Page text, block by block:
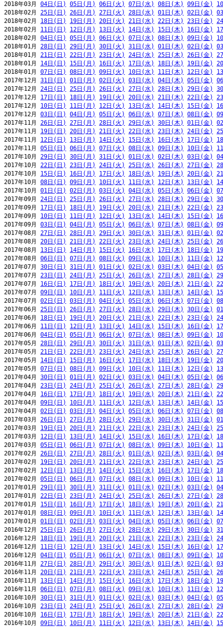
2018年03月 04日(日) 05日(月) 06日(火) 07日(水) 08日(木) 09日(金)
2018年02月 25日(日) 26日(月) 27日(火) 28日(水) 01日(木) 02日(金)
2018年02月 18日(日) 19日(月) 20日(火) 21日(水) 22日(木) 23日(金)
2018年02月 11日(日) 12日(月) 13日(火) 14日(水) 15日(木) 16日(金)
2018年02月 04日(日) 05日(月) 06日(火) 07日(水) 08日(木) 09日(金)
2018年01月 28日(日) 29日(月) 30日(火) 31日(水) 01日(木) 02日(金)
2018年01月 21日(日) 22日(月) 23日(火) 24日(水) 25日(木) 26日(金)
2018年01月 14日(日) 15日(月) 16日(火) 17日(水) 18日(木) 19日(金)
2018年01月 07日(日) 08日(月) 09日(火) 10日(水) 11日(木) 12日(金)
2017年12月 31日(日) 01日(月) 02日(火) 03日(水) 04日(木) 05日(金)
2017年12月 24日(日) 25日(月) 26日(火) 27日(水) 28日(木) 29日(金)
2017年12月 17日(日) 18日(月) 19日(火) 20日(水) 21日(木) 22日(金)
2017年12月 10日(日) 11日(月) 12日(火) 13日(水) 14日(木) 15日(金)
2017年12月 03日(日) 04日(月) 05日(火) 06日(水) 07日(木) 08日(金)
2017年11月 26日(日) 27日(月) 28日(火) 29日(水) 30日(木) 01日(金)
2017年11月 19日(日) 20日(月) 21日(火) 22日(水) 23日(木) 24日(金)
2017年11月 12日(日) 13日(月) 14日(火) 15日(水) 16日(木) 17日(金)
2017年11月 05日(日) 06日(月) 07日(火) 08日(水) 09日(木) 10日(金)
2017年10月 29日(日) 30日(月) 31日(火) 01日(水) 02日(木) 03日(金)
2017年10月 22日(日) 23日(月) 24日(火) 25日(水) 26日(木) 27日(金)
2017年10月 15日(日) 16日(月) 17日(火) 18日(水) 19日(木) 20日(金)
2017年10月 08日(日) 09日(月) 10日(火) 11日(水) 12日(木) 13日(金)
2017年10月 01日(日) 02日(月) 03日(火) 04日(水) 05日(木) 06日(金)
2017年09月 24日(日) 25日(月) 26日(火) 27日(水) 28日(木) 29日(金)
2017年09月 17日(日) 18日(月) 19日(火) 20日(水) 21日(木) 22日(金)
2017年09月 10日(日) 11日(月) 12日(火) 13日(水) 14日(木) 15日(金)
2017年09月 03日(日) 04日(月) 05日(火) 06日(水) 07日(木) 08日(金)
2017年08月 27日(日) 28日(月) 29日(火) 30日(水) 31日(木) 01日(金)
2017年08月 20日(日) 21日(月) 22日(火) 23日(水) 24日(木) 25日(金)
2017年08月 13日(日) 14日(月) 15日(火) 16日(水) 17日(木) 18日(金)
2017年08月 06日(日) 07日(月) 08日(火) 09日(水) 10日(木) 11日(金)
2017年07月 30日(日) 31日(月) 01日(火) 02日(水) 03日(木) 04日(金)
2017年07月 23日(日) 24日(月) 25日(火) 26日(水) 27日(木) 28日(金)
2017年07月 16日(日) 17日(月) 18日(火) 19日(水) 20日(木) 21日(金)
2017年07月 09日(日) 10日(月) 11日(火) 12日(水) 13日(木) 14日(金)
2017年07月 02日(日) 03日(月) 04日(火) 05日(水) 06日(木) 07日(金)
2017年06月 25日(日) 26日(月) 27日(火) 28日(水) 29日(木) 30日(金)
2017年06月 18日(日) 19日(月) 20日(火) 21日(水) 22日(木) 23日(金)
2017年06月 11日(日) 12日(月) 13日(火) 14日(水) 15日(木) 16日(金)
2017年06月 04日(日) 05日(月) 06日(火) 07日(水) 08日(木) 09日(金)
2017年05月 28日(日) 29日(月) 30日(火) 31日(水) 01日(木) 02日(金)
2017年05月 21日(日) 22日(月) 23日(火) 24日(水) 25日(木) 26日(金)
2017年05月 14日(日) 15日(月) 16日(火) 17日(水) 18日(木) 19日(金)
2017年05月 07日(日) 08日(月) 09日(火) 10日(水) 11日(木) 12日(金)
2017年04月 30日(日) 01日(月) 02日(火) 03日(水) 04日(木) 05日(金)
2017年04月 23日(日) 24日(月) 25日(火) 26日(水) 27日(木) 28日(金)
2017年04月 16日(日) 17日(月) 18日(火) 19日(水) 20日(木) 21日(金)
2017年04月 09日(日) 10日(月) 11日(火) 12日(水) 13日(木) 14日(金)
2017年04月 02日(日) 03日(月) 04日(火) 05日(水) 06日(木) 07日(金)
2017年03月 26日(日) 27日(月) 28日(火) 29日(水) 30日(木) 31日(金)
2017年03月 19日(日) 20日(月) 21日(火) 22日(水) 23日(木) 24日(金)
2017年03月 12日(日) 13日(月) 14日(火) 15日(水) 16日(木) 17日(金)
2017年03月 05日(日) 06日(月) 07日(火) 08日(水) 09日(木) 10日(金)
2017年02月 26日(日) 27日(月) 28日(火) 01日(水) 02日(木) 03日(金)
2017年02月 19日(日) 20日(月) 21日(火) 22日(水) 23日(木) 24日(金)
2017年02月 12日(日) 13日(月) 14日(火) 15日(水) 16日(木) 17日(金)
2017年02月 05日(日) 06日(月) 07日(火) 08日(水) 09日(木) 10日(金)
2017年01月 29日(日) 30日(月) 31日(火) 01日(水) 02日(木) 03日(金)
2017年01月 22日(日) 23日(月) 24日(火) 25日(水) 26日(木) 27日(金)
2017年01月 15日(日) 16日(月) 17日(火) 18日(水) 19日(木) 20日(金)
2017年01月 08日(日) 09日(月) 10日(火) 11日(水) 12日(木) 13日(金)
2017年01月 01日(日) 02日(月) 03日(火) 04日(水) 05日(木) 06日(金)
2016年12月 25日(日) 26日(月) 27日(火) 28日(水) 29日(木) 30日(金)
2016年12月 18日(日) 19日(月) 20日(火) 21日(水) 22日(木) 23日(金)
2016年12月 11日(日) 12日(月) 13日(火) 14日(水) 15日(木) 16日(金)
2016年12月 04日(日) 05日(月) 06日(火) 07日(水) 08日(木) 09日(金)
2016年11月 27日(日) 28日(月) 29日(火) 30日(水) 01日(木) 02日(金)
2016年11月 20日(日) 21日(月) 22日(火) 23日(水) 24日(木) 25日(金)
2016年11月 13日(日) 14日(月) 15日(火) 16日(水) 17日(木) 18日(金)
2016年11月 06日(日) 07日(月) 08日(火) 09日(水) 10日(木) 11日(金)
2016年10月 30日(日) 31日(月) 01日(火) 02日(水) 03日(木) 04日(金)
2016年10月 23日(日) 24日(月) 25日(火) 26日(水) 27日(木) 28日(金)
2016年10月 16日(日) 17日(月) 18日(火) 19日(水) 20日(木) 21日(金)
2016年10月 09日(日) 10日(月) 11日(火) 12日(水) 13日(木) 14日(金)